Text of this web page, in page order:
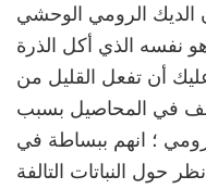
الرومي الوحشي
نفسه الذي أكل الذرة
أن تفعل القليل من
في المحاصيل بسبب
؛ انهم ببساطة في
حول النباتات التالفة